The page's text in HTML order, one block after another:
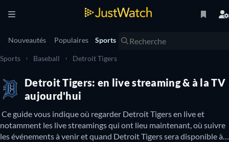
Nouveautés Populaires Sports
Sports Baseball Detroit Tigers
Detroit Tigers: en live streaming & à la TV
aujourd'hui
Ce guide vous indique où regarder Detroit Tigers en live et
notamment les live streamings qui ont lieu maintenant, où suivre
les événements à venir et quand Detroit Tigers sera disponible à